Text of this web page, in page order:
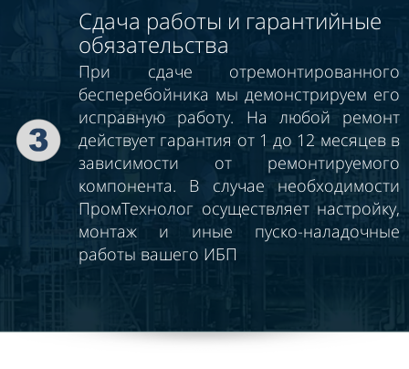
Сдача работы и гарантийные
обязательства
При сдаче отремонтированного
бесперебойника мы демонстрируем его
исправную работу. На любой ремонт
действует гарантия от 1 до 12 месяцев в
зависимости от ремонтируемого
компонента. В случае необходимости
ПромТехнолог осуществляет настройку,
монтаж и иные пуско-наладочные
работы вашего ИБП